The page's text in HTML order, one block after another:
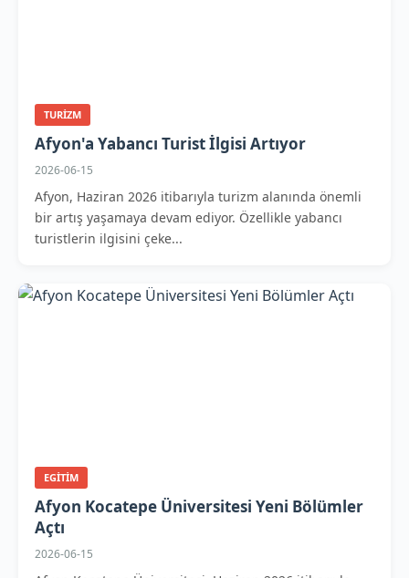
TURIZM
Afyon'a Yabancı Turist İlgisi Artıyor
2026-06-15
Afyon, Haziran 2026 itibarıyla turizm alanında önemli
bir artış yaşamaya devam ediyor. Özellikle yabancı
turistlerin ilgisini çeke...
EGITIM
Afyon Kocatepe Üniversitesi Yeni Bölümler
Açtı
2026-06-15